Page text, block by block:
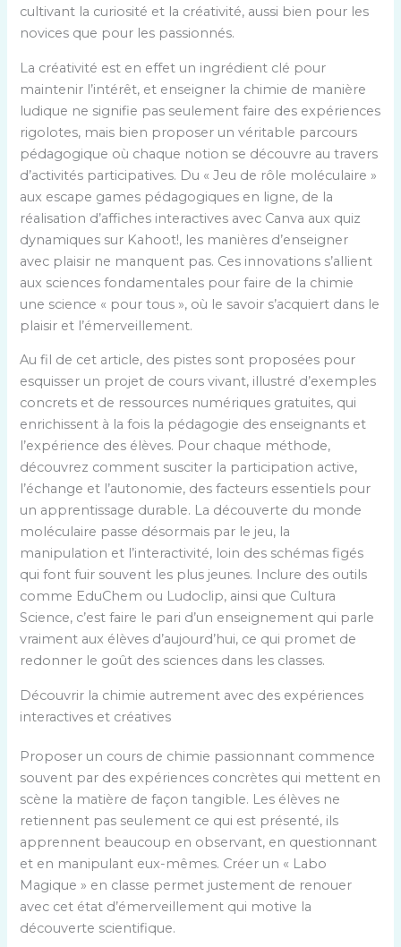
cultivant la curiosité et la créativité, aussi bien pour les
novices que pour les passionnés.
La créativité est en effet un ingrédient clé pour
maintenir l’intérêt, et enseigner la chimie de manière
ludique ne signifie pas seulement faire des expériences
rigolotes, mais bien proposer un véritable parcours
pédagogique où chaque notion se découvre au travers
d’activités participatives. Du « Jeu de rôle moléculaire »
aux escape games pédagogiques en ligne, de la
réalisation d’affiches interactives avec Canva aux quiz
dynamiques sur Kahoot!, les manières d’enseigner
avec plaisir ne manquent pas. Ces innovations s’allient
aux sciences fondamentales pour faire de la chimie
une science « pour tous », où le savoir s’acquiert dans le
plaisir et l’émerveillement.
Au fil de cet article, des pistes sont proposées pour
esquisser un projet de cours vivant, illustré d’exemples
concrets et de ressources numériques gratuites, qui
enrichissent à la fois la pédagogie des enseignants et
l’expérience des élèves. Pour chaque méthode,
découvrez comment susciter la participation active,
l’échange et l’autonomie, des facteurs essentiels pour
un apprentissage durable. La découverte du monde
moléculaire passe désormais par le jeu, la
manipulation et l’interactivité, loin des schémas figés
qui font fuir souvent les plus jeunes. Inclure des outils
comme EduChem ou Ludoclip, ainsi que Cultura
Science, c’est faire le pari d’un enseignement qui parle
vraiment aux élèves d’aujourd’hui, ce qui promet de
redonner le goût des sciences dans les classes.
Découvrir la chimie autrement avec des expériences
interactives et créatives
Proposer un cours de chimie passionnant commence
souvent par des expériences concrètes qui mettent en
scène la matière de façon tangible. Les élèves ne
retiennent pas seulement ce qui est présenté, ils
apprennent beaucoup en observant, en questionnant
et en manipulant eux-mêmes. Créer un « Labo
Magique » en classe permet justement de renouer
avec cet état d’émerveillement qui motive la
découverte scientifique.